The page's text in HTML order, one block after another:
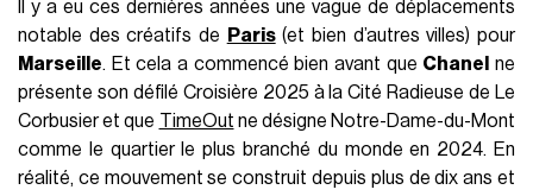
Il y a eu ces dernières années une vague de déplacements
notable des créatifs de
Paris(et bien d’autres villes) pour
Marseille. Et cela a commencé bien avant que Chanel
ne
présente son défilé Croisière 2025 à la Cité Radieuse de Le
Corbusier et que TimeOut ne désigne Notre-Dame-du-Mont
comme le quartier le plus branché du monde en 2024. En
réalité, ce mouvement se construit depuis plus de dix ans et